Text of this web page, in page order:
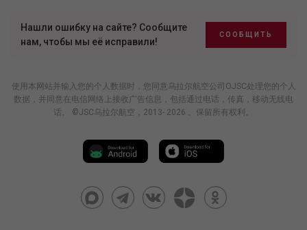
Нашли ошибку на сайте? Сообщите
нам, чтобы мы её исправили!
СООБЩИТЬ
使用本网站并输入您的个人数据时，您同意乌拉尔航空公司OJSC处理您的个人
数据，并同意在电信网络上接收广告信息，包括通过电话，传真，移动无线电
话。 ©JSC乌拉尔航空，2013- 2026 。保留所有权利。